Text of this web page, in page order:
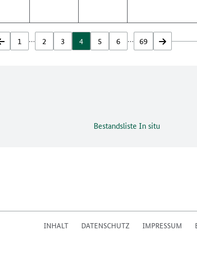
zurück
1 … 2 3 4 5 6 … 69 vor
Bestandsliste In situ
INHALT DATENSCHUTZ IMPRESSUM